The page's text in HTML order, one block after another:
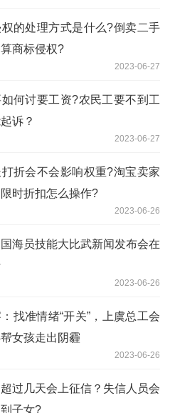
的处理方式是什么?倒卖二手
商标侵权?
2023-06-27
何讨要工资?农民工要不到工
诉？
2023-06-27
折会不会影响权重?淘宝卖家
时折扣怎么操作?
2023-06-26
海员技能大比武新闻发布会在
2023-06-26
找准情绪“开关”，上虞总工会
女孩走出阴霾
2023-06-26
过几天会上征信？失信人员会
子女?